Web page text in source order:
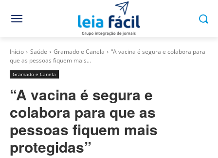
Início Saúde Gramado e Canela
“A vacina é segura e colabora para
que as pessoas fiquem mais...
Gramado e Canela
“A vacina é segura e
colabora para que as
pessoas fiquem mais
protegidas”